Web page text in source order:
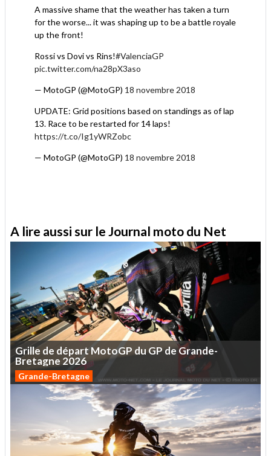
A massive shame that the weather has taken a turn
for the worse... it was shaping up to be a battle royale
up the front!
Rossi vs Dovi vs Rins!#ValenciaGP
pic.twitter.com/na28pX3aso
— MotoGP (@MotoGP) 18 novembre 2018
UPDATE: Grid positions based on standings as of lap
13. Race to be restarted for 14 laps!
https://t.co/Ig1yWRZobc
— MotoGP (@MotoGP) 18 novembre 2018
A lire aussi sur le Journal moto du Net
Grille de départ MotoGP duGPdeGrande-
Bretagne 2026
Grande-Bretagne